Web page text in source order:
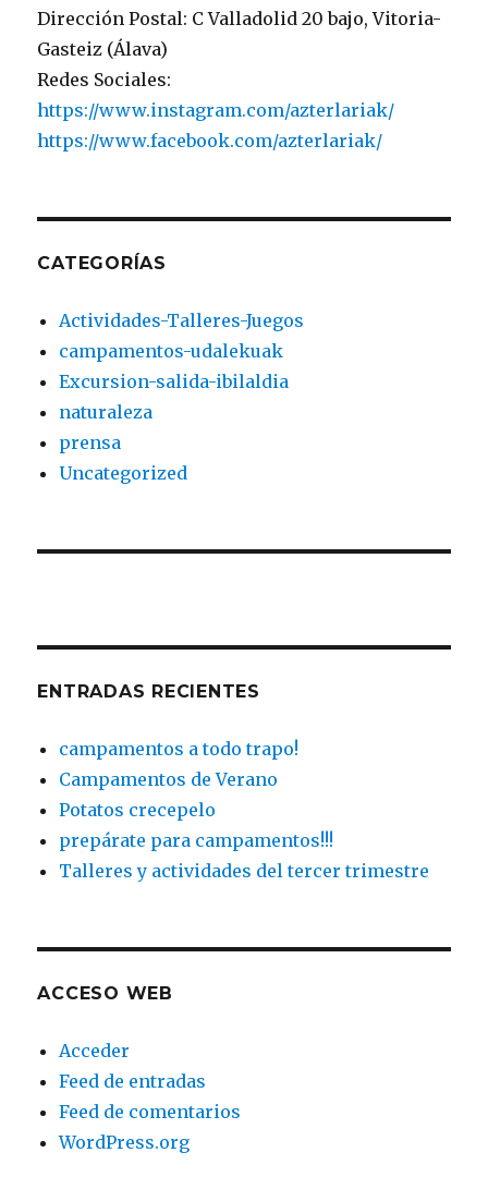
Dirección Postal: C Valladolid 20 bajo, Vitoria-
Gasteiz (Álava)
Redes Sociales:
https://www.instagram.com/azterlariak/
https://www.facebook.com/azterlariak/
CATEGORÍAS
Actividades-Talleres-Juegos
campamentos-udalekuak
Excursion-salida-ibilaldia
naturaleza
prensa
Uncategorized
ENTRADAS RECIENTES
campamentos a todo trapo!
Campamentos de Verano
Potatos crecepelo
prepárate para campamentos!!!
Talleres y actividades del tercer trimestre
ACCESO WEB
Acceder
Feed de entradas
Feed de comentarios
WordPress.org